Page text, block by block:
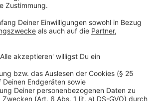
Kollegen nicht einweihen. Doch das ist
Disney+
für Detective Lana Lee.